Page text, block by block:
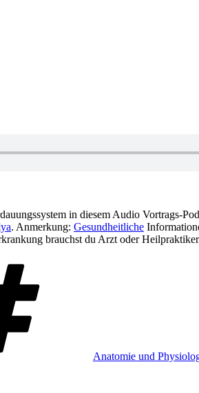
in diesem Audio Vortrags-
. Anmerkung: Gesundheitliche
brauchst du Arzt oder
Anatomie und